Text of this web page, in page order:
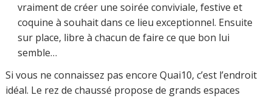
vraiment de créer une soirée conviviale, festive et
coquine à souhait dans ce lieu exceptionnel. Ensuite
sur place, libre à chacun de faire ce que bon lui
semble…
Si vous ne connaissez pas encore Quai10, c’est l’endroit
idéal. Le rez de chaussé propose de grands espaces